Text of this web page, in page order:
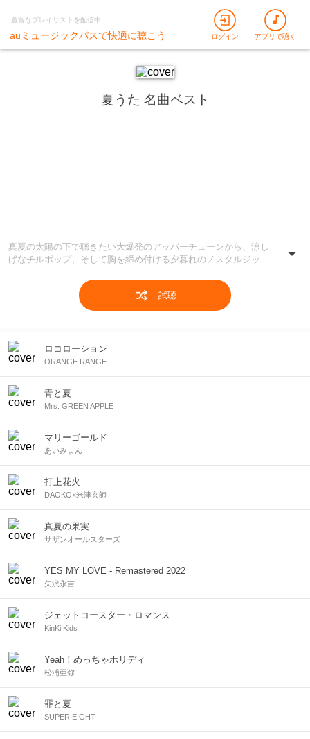
豊富なプレイリストを配信中
auミュージックパスで快適に聴こう ログイン アプリで聴く
夏うた 名曲ベスト
真夏の太陽の下で聴きたい大爆発のアッパーチューンから、涼し
げなチルポップ、そして胸を締め付ける夕暮れのノスタルジック
ターズやTUBEといった昭和・平成を彩る永遠のサマーアンセム
はもちろん、あいみょんやMrs. GREEN APPLE、そして最新曲ま
で、時代を超えて愛される夏の名曲だけを厳選。 ドライブ、
トロが流れた瞬間にあの夏の記憶が蘇る、音で巡る最高のサマー
バケーションをお届けします。
試聴
ロコローション
ORANGE RANGE
青と夏
Mrs. GREEN APPLE
マリーゴールド
あいみょん
打上花火
DAOKO×米津玄師
真夏の果実
サザンオールスターズ
YES MY LOVE - Remastered 2022
矢沢永吉
ジェットコースター・ロマンス
KinKi Kids
Yeah！めっちゃホリディ
松浦亜弥
罪と夏
SUPER EIGHT